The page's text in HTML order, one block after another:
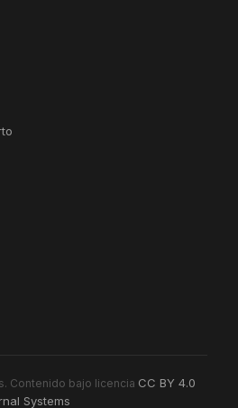
Contenido bajo licencia CC BY 4.0
Systems